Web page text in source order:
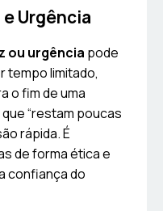
e Urgência
ou urgência pode
tempo limitado,
o fim de uma
“restam poucas
rápida. É
de forma ética e
confiança do